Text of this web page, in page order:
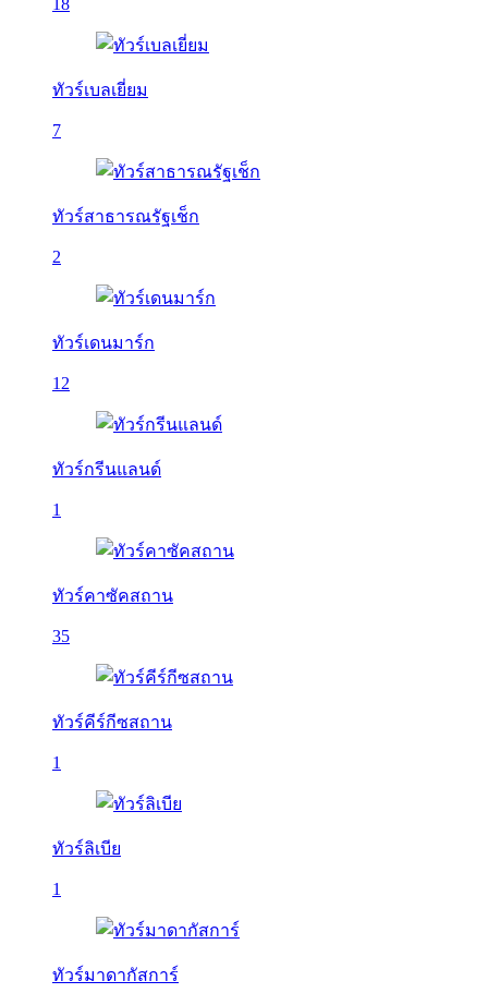
18
ทัวร์เบลเยี่ยม
7
ทัวร์สาธารณรัฐเช็ก
2
ทัวร์เดนมาร์ก
12
ทัวร์กรีนแลนด์
1
ทัวร์คาซัคสถาน
35
ทัวร์คีร์กีซสถาน
1
ทัวร์ลิเบีย
1
ทัวร์มาดากัสการ์